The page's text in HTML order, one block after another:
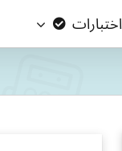
اختبارات